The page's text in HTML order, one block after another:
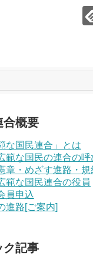
合概要
な国民連合」とは
範な国民の連合の呼
章・めざす進路・規
範な国民連合の役員
員申込
進路[ご案内]
ク記事